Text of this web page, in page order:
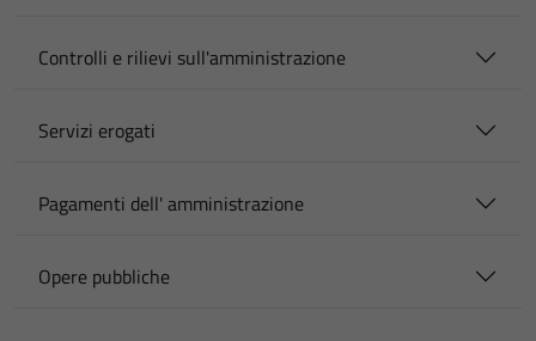
Controlli e rilievi sull'amministrazione
Servizi erogati
Pagamenti dell' amministrazione
Opere pubbliche